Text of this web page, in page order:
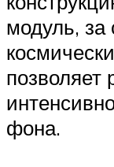
модуль, за
позволяет
фона.